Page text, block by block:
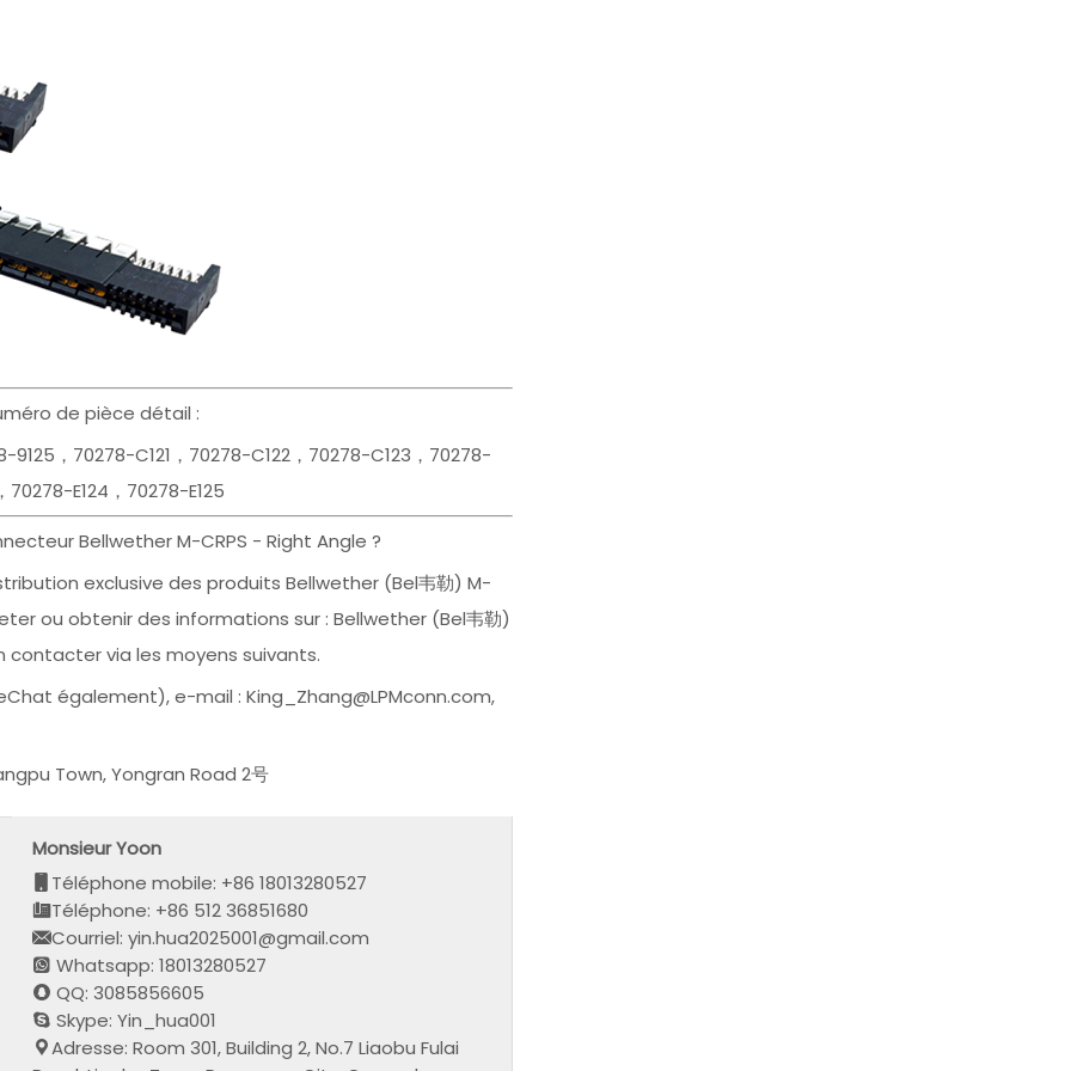
de pièce détail :
，70278-C121，70278-C122，70278-C123，70278-
70278-E124，70278-E125
Bellwether M-CRPS - Right Angle ?
exclusive des produits Bellwether (Bel韦勒) M-
ou obtenir des informations sur : Bellwether (Bel韦勒)
contacter via les moyens suivants.
également), e-mail : King_Zhang@LPMconn.com,
Town, Yongran Road 2号
Monsieur Yoon
Téléphone mobile: +86 18013280527
Téléphone: +86 512 36851680
Courriel: yin.hua2025001@gmail.com
Whatsapp: 18013280527
QQ: 3085856605
Skype: Yin_hua001
Adresse: Room 301, Building 2, No.7 Liaobu Fulai